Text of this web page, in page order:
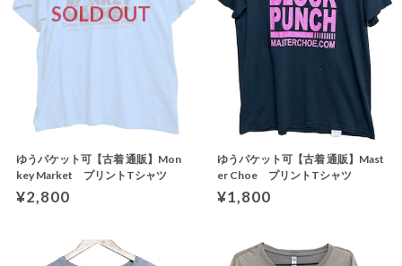
SOLD OUT
ゆうパケット可【古着 通販】Mon
key Market プリントTシャツ
¥2,800
ゆうパケット可【古着 通販】Mast
er Choe プリントTシャツ
¥1,800